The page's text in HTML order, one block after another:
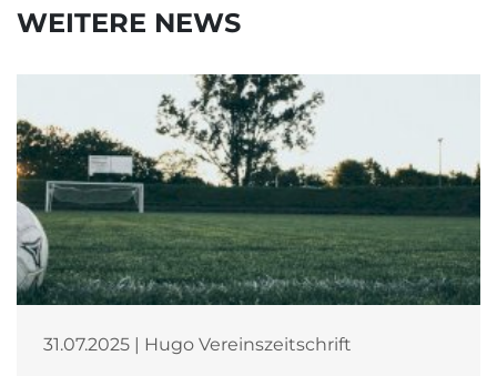
WEITERE NEWS
31.07.2025 | Hugo Vereinszeitschrift